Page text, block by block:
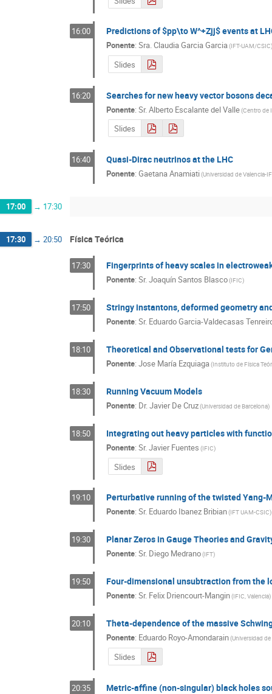
16:00 Predictions of $pp\to W^+Zjj$ events at
Ponente: Sra.Claudia Garcia Garcia(IFT-UAM/CSIC)
Slides
16:20 Searches for new heavy vector bosons
Ponente: Sr.Alberto Escalante del Valle(Centro de
Slides
16:40 Quasi-Dirac neutrinos at the LHC
Ponente: Gaetana Anamiati(Universidad de Valencia-
17:00 → 17:30
17:30 → 20:50 Física Teórica
17:30 Fingerprints of heavy scales in
Ponente: Sr.Joaquín Santos Blasco(IFIC)
17:50 Stringy instantons, deformed geometry
Ponente: Sr. Eduardo Garcia-Valdecasas
18:10 Theoretical and Observational tests for
Ponente: Jose María Ezquiaga(Instituto de Física
18:30 Running Vacuum Models
Ponente: Dr.Javier De Cruz(Universidad de Barcelona)
18:50 Integrating out heavy particles with
Ponente: Sr.Javier Fuentes (IFIC)
Slides
19:10 Perturbative running of the twisted Yang-
Ponente: Sr. Eduardo Ibanez Bribian(IFT UAM-CSIC)
19:30 Planar Zeros in Gauge Theories and
Ponente: Sr. Diego Medrano(IFT)
19:50 Four-dimensional unsubtraction from the
Ponente: Sr. Felix Driencourt-Mangin(IFIC, Valencia)
20:10 Theta-dependence of the massive
Ponente: Eduardo Royo-Amondarain(Universidad
Slides
20:35 Metric-affine (non-singular) black holes